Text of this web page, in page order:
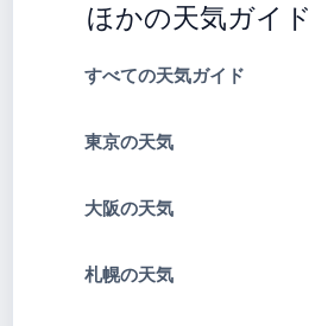
ほかの天気ガイド
すべての天気ガイド
東京の天気
大阪の天気
札幌の天気